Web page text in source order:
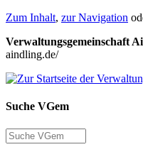
Zum Inhalt, zur Navigation
Verwaltungsgemeinschaft
aindling.de/
Suche VGem